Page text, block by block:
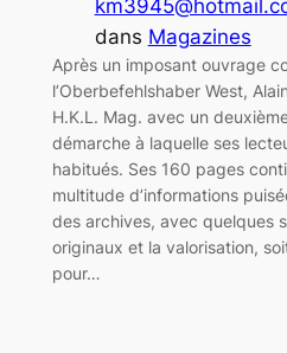
dans Magazines
Après un imposant ouvrage
l’Oberbefehlshaber West,
H.K.L. Mag. avec un
démarche à laquelle ses
habitués. Ses 160 pages
multitude d’informations
des archives, avec quelques
originaux et la valorisation,
pour…